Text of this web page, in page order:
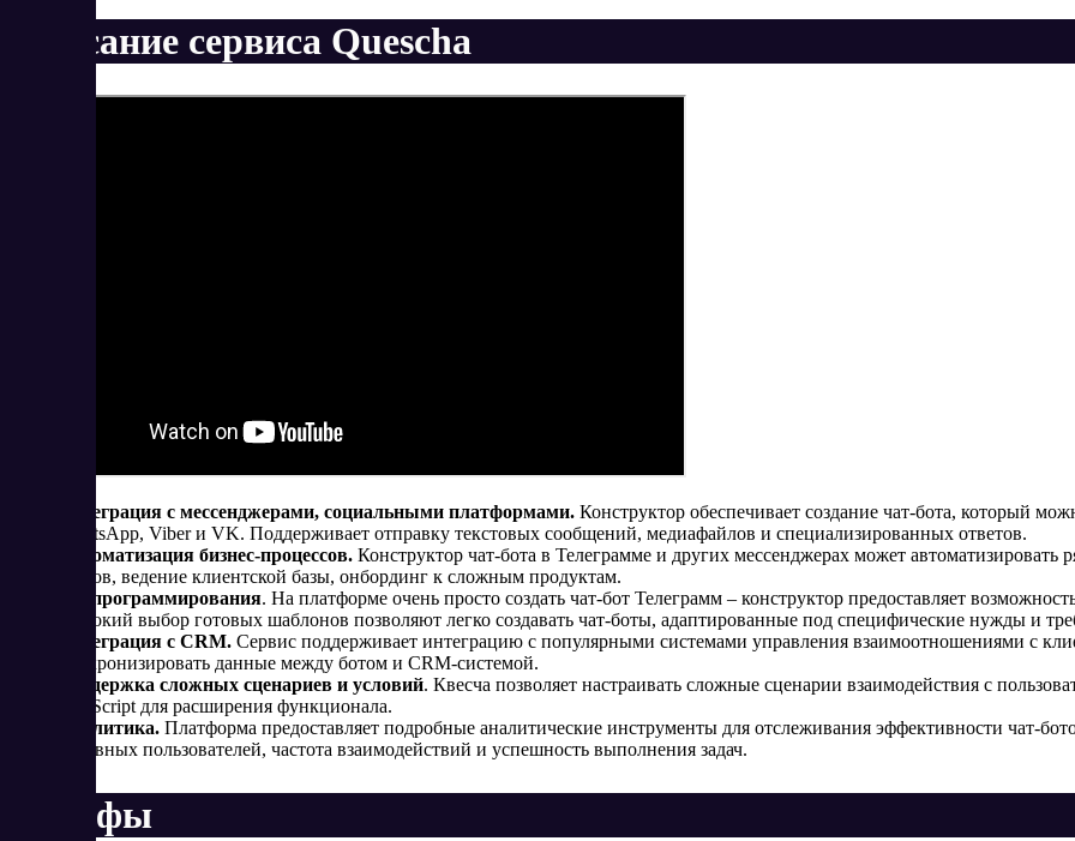
Описание сервиса Quescha
Интеграция с мессенджерами, социальными платформами. Конструктор обеспечивает создание чат-бота, который
WhatsApp, Viber и VK. Поддерживает отправку текстовых сообщений, медиафайлов и специализированных ответов.
Автоматизация бизнес-процессов. Конструктор чат-бота в Телеграмме и других мессенджерах может автоматизировать
счетов, ведение клиентской базы, онбординг к сложным продуктам.
Без программирования. На платформе очень просто создать чат-бот Телеграмм – конструктор предоставляет
широкий выбор готовых шаблонов позволяют легко создавать чат-боты, адаптированные под специфические нужды и
Интеграция с CRM. Сервис поддерживает интеграцию с популярными системами управления взаимоотношениями с
синхронизировать данные между ботом и CRM-системой.
Поддержка сложных сценариев и условий. Квесча позволяет настраивать сложные сценарии взаимодействия с
JavaScript для расширения функционала.
Аналитика. Платформа предоставляет подробные аналитические инструменты для отслеживания эффективности чат-
активных пользователей, частота взаимодействий и успешность выполнения задач.
Тарифы